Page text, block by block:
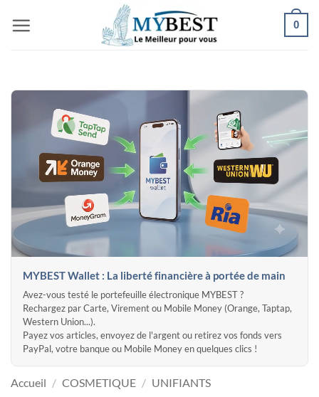
au
0
MYBEST Wallet : La liberté financière à portée de main
Avez-vous testé le portefeuille électronique MYBEST ?
Rechargez par Carte, Virement ou Mobile Money (Orange, Taptap,
Western Union...).
Payez vos articles, envoyez de l'argent ou retirez vos fonds vers
PayPal, votre banque ou Mobile Money en quelques clics !
Accueil / COSMETIQUE / UNIFIANTS